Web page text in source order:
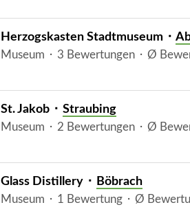
Herzogskasten Stadtmuseum ⬝
Museum ⬝ 3 Bewertungen ⬝ Ø
St. Jakob ⬝ Straubing
Museum ⬝ 2 Bewertungen ⬝ Ø
Glass Distillery ⬝ Böbrach
Museum ⬝ 1 Bewertung ⬝ Ø